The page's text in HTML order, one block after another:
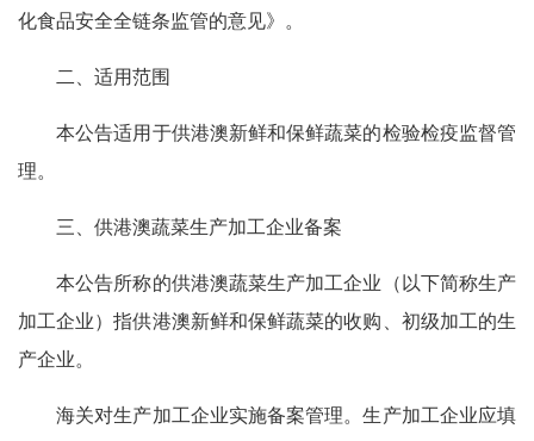
化食品安全全链条监管的意见》。
二、适用范围
本公告适用于供港澳新鲜和保鲜蔬菜的检验检疫监督管
理。
三、供港澳蔬菜生产加工企业备案
本公告所称的供港澳蔬菜生产加工企业（以下简称生产
加工企业）指供港澳新鲜和保鲜蔬菜的收购、初级加工的生
产企业。
海关对生产加工企业实施备案管理。生产加工企业应填